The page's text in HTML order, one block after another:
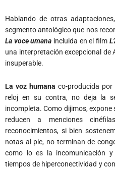
Hablando de otras
segmento antológico que nos
La voce umana incluida en el film
una interpretación excepcional
insuperable.
La voz humana co-producida por
reloj en su contra, no deja la
incompleta. Como dijimos,
reducen a menciones
reconocimientos, si bien
notas al pie, no terminan de
como lo es la incomunicación
tiempos de hiperconectividad y